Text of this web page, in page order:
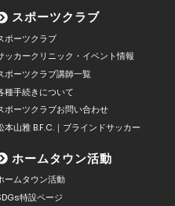
スポーツクラブ
ポーツクラブ
ッカークリニック・イベント情報
ポーツクラブ講師一覧
種手続きについて
ポーツクラブお問い合わせ
本山雅 B.F.C.｜ブラインドサッカー
ホームタウン活動
ームタウン活動
特設ページ